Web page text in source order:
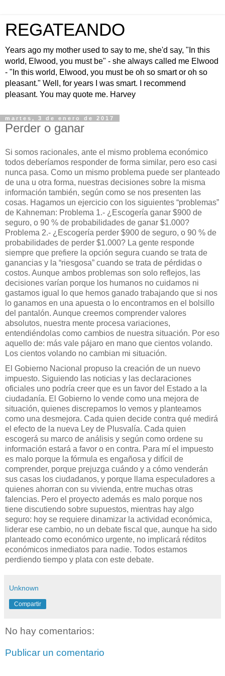
REGATEANDO
Years ago my mother used to say to me, she'd say, "In this
world, Elwood, you must be" - she always called me Elwood
- "In this world, Elwood, you must be oh so smart or oh so
pleasant." Well, for years I was smart. I recommend
pleasant. You may quote me. Harvey
martes, 3 de enero de 2017
Perder o ganar
Si somos racionales, ante el mismo problema económico
todos deberíamos responder de forma similar, pero eso casi
nunca pasa. Como un mismo problema puede ser planteado
de una u otra forma, nuestras decisiones sobre la misma
información también, según como se nos presenten las
cosas. Hagamos un ejercicio con los siguientes “problemas”
de Kahneman: Problema 1.- ¿Escogería ganar $900 de
seguro, o 90 % de probabilidades de ganar $1.000?
Problema 2.- ¿Escogería perder $900 de seguro, o 90 % de
probabilidades de perder $1.000? La gente responde
siempre que prefiere la opción segura cuando se trata de
ganancias y la “riesgosa” cuando se trata de pérdidas o
costos. Aunque ambos problemas son solo reflejos, las
decisiones varían porque los humanos no cuidamos ni
gastamos igual lo que hemos ganado trabajando que si nos
lo ganamos en una apuesta o lo encontramos en el bolsillo
del pantalón. Aunque creemos comprender valores
absolutos, nuestra mente procesa variaciones,
entendiéndolas como cambios de nuestra situación. Por eso
aquello de: más vale pájaro en mano que cientos volando.
Los cientos volando no cambian mi situación.
El Gobierno Nacional propuso la creación de un nuevo
impuesto. Siguiendo las noticias y las declaraciones
oficiales uno podría creer que es un favor del Estado a la
ciudadanía. El Gobierno lo vende como una mejora de
situación, quienes discrepamos lo vemos y planteamos
como una desmejora. Cada quien decide contra qué medirá
el efecto de la nueva Ley de Plusvalía. Cada quien
escogerá su marco de análisis y según como ordene su
información estará a favor o en contra. Para mí el impuesto
es malo porque la fórmula es engañosa y difícil de
comprender, porque prejuzga cuándo y a cómo venderán
sus casas los ciudadanos, y porque llama especuladores a
quienes ahorran con su vivienda, entre muchas otras
falencias. Pero el proyecto además es malo porque nos
tiene discutiendo sobre supuestos, mientras hay algo
seguro: hoy se requiere dinamizar la actividad económica,
liderar ese cambio, no un debate fiscal que, aunque ha sido
planteado como económico urgente, no implicará réditos
económicos inmediatos para nadie. Todos estamos
perdiendo tiempo y plata con este debate.
Unknown
Compartir
No hay comentarios:
Publicar un comentario